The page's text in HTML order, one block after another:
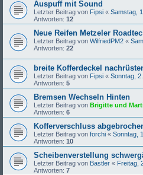
Auspuff mit Sound
Letzter Beitrag von Fipsi « Samstag,
Antworten: 12
Neue Reifen Metzeler
Letzter Beitrag von WilfriedPM2 «
Antworten: 22
breite Kofferdeckel
Letzter Beitrag von Fipsi « Sonntag,
Antworten: 5
Bremsen Wechseln Hinten
Letzter Beitrag von Brigitte und
Antworten: 6
Kofferverschluss
Letzter Beitrag von forchi « Sonntag,
Antworten: 10
Scheibenverstellung
Letzter Beitrag von Bastler « Freitag,
Antworten: 7